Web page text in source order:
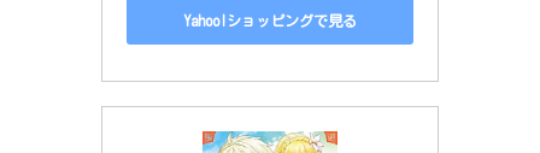
Yahoo!ショッピングで見る